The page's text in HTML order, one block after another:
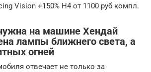
Vision +150% H4 от 1100 руб компл.
на машине Хендай
лампы ближнего света, а
огней
отвечает не только за